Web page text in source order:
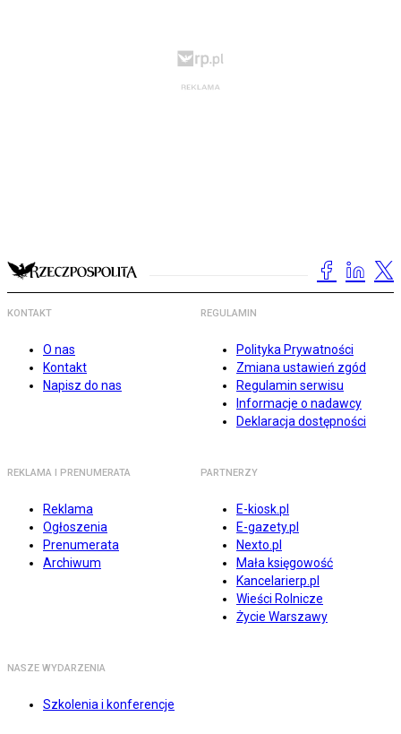
KONTAKT
O nas
Kontakt
Napisz do nas
REGULAMIN
Polityka Prywatności
Zmiana ustawień zgód
Regulamin serwisu
Informacje o nadawcy
Deklaracja dostępności
REKLAMA I PRENUMERATA
Reklama
Ogłoszenia
Prenumerata
Archiwum
PARTNERZY
E-kiosk.pl
E-gazety.pl
Nexto.pl
Mała księgowość
Kancelarierp.pl
Wieści Rolnicze
Życie Warszawy
NASZE WYDARZENIA
Szkolenia i konferencje